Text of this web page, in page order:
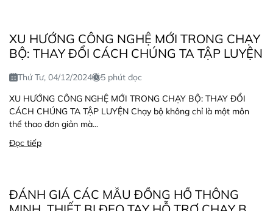
XU HƯỚNG CÔNG NGHỆ MỚI TRONG CHẠY
BỘ: THAY ĐỔI CÁCH CHÚNG TA TẬP LUYỆN
Thứ Tư, 04/12/2024
5 phút đọc
XU HƯỚNG CÔNG NGHỆ MỚI TRONG CHẠY BỘ: THAY ĐỔI
CÁCH CHÚNG TA TẬP LUYỆN Chạy bộ không chỉ là một môn
thể thao đơn giản mà...
Đọc tiếp
ĐÁNH GIÁ CÁC MẪU ĐỒNG HỒ THÔNG